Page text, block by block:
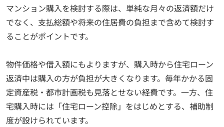
マンション購入を検討する際は、単純な月々の返済額だけ
でなく、支払総額や将来の住居費の負担まで含めて検討す
ることがポイントです。
物件価格や借入額にもよりますが、購入時から住宅ローン
返済中は購入の方が負担が大きくなります。毎年かかる固
定資産税・都市計画税も見落とせない経費です。一方、住
宅購入時には「住宅ローン控除」をはじめとする、補助制
度が設けられています。